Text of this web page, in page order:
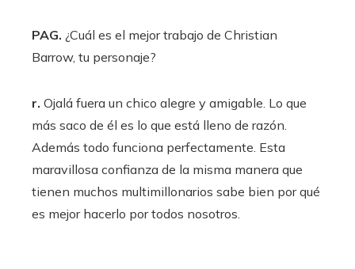
PAG. ¿Cuál es el mejor trabajo de Christian
Barrow, tu personaje?
r. Ojalá fuera un chico alegre y amigable. Lo que
más saco de él es lo que está lleno de razón.
Además todo funciona perfectamente. Esta
maravillosa confianza de la misma manera que
tienen muchos multimillonarios sabe bien por qué
es mejor hacerlo por todos nosotros.